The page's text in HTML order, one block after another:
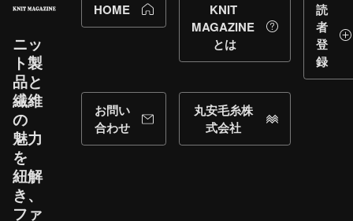
ニッ
ト製
品と​
繊維
の​
魅力
を​
紐解
き、​
ファ
HOME
KNIT
MAGAZINE
とは
読
者
登
録
お問い
合わせ
丸安毛糸株
式会社